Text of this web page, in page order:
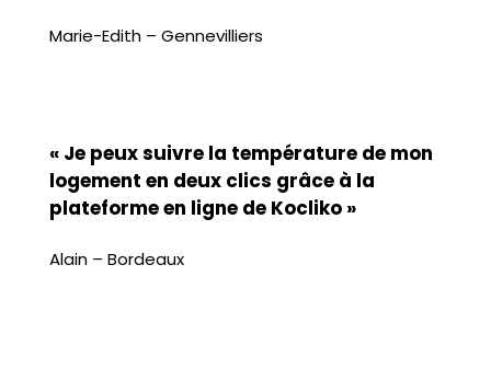
Marie-Edith – Gennevilliers
« Je peux suivre la température de mon
logement en deux clics grâce à la
plateforme en ligne de Kocliko »
Alain – Bordeaux